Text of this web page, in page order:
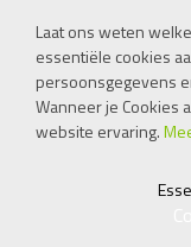
Laat ons weten
essentiële cookies
persoonsgegevens
Wanneer je Cookies
website ervaring.